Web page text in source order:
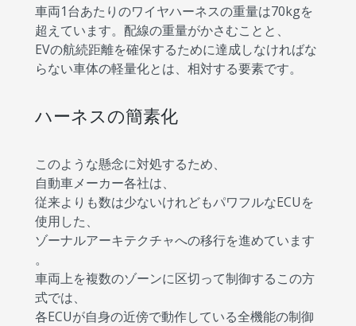
車両1台あたりのワイヤハーネスの重量は70kgを
超えています。配線の重量がかさむことと、
EVの航続距離を確保するために達成しなければな
らない車体の軽量化とは、相対する要素です。
ハーネスの簡素化
このような懸念に対処するため、
自動車メーカー各社は、
従来よりも数は少ないけれどもパワフルなECUを
使用した、
ゾーナルアーキテクチャへの移行を進めています
。
車両上を複数のゾーンに区切って制御するこの方
式では、
各ECUが自身の近傍で動作している全機能の制御